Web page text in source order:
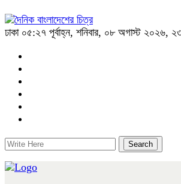
ঢাকা ০৫:২৭ পূর্বাহ্ন, শনিবার, ০৮ অগাস্ট ২০২৬, ২৩